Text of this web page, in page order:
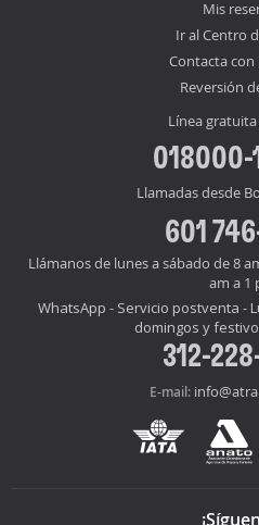
Mis
Ir al Centro
Contacta
Reversión
Línea
018000-
Llamadas desde
601
Llámanos de lunes a sábado de 8
am a 1
WhatsApp - Servicio postventa -
domingos y
312-
E-mail: